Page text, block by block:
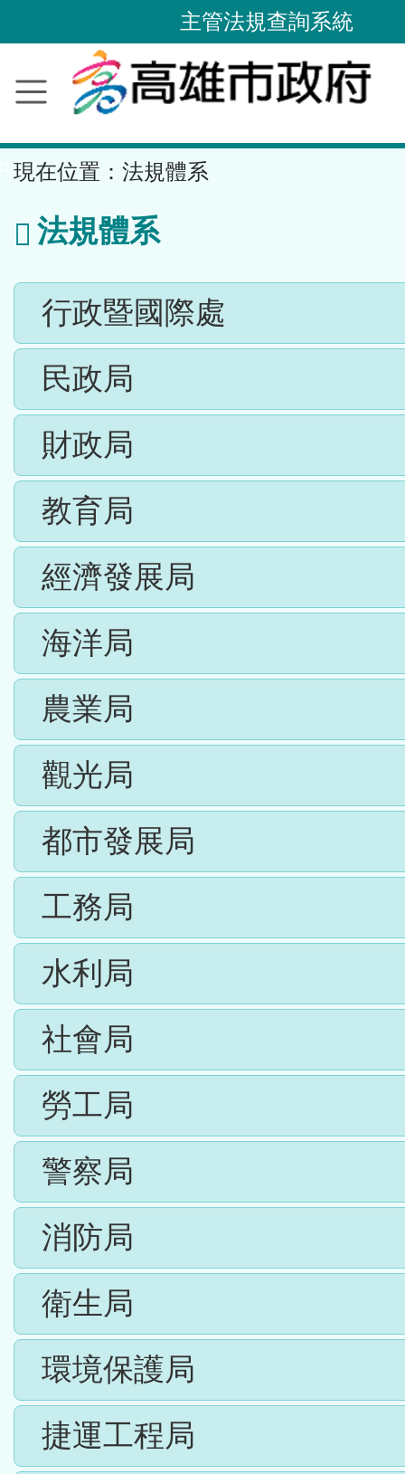
內
容
主管法規查詢系統
現在位置： 法規體系
法規體系
行政暨國際處
民政局
財政局
教育局
經濟發展局
海洋局
農業局
觀光局
都市發展局
工務局
水利局
社會局
勞工局
警察局
消防局
衛生局
環境保護局
捷運工程局